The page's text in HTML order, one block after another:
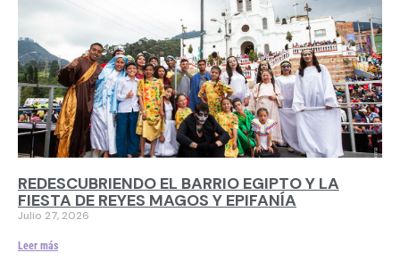
REDESCUBRIENDO EL BARRIO EGIPTO Y LA
FIESTA DE REYES MAGOS Y EPIFANÍA
Julio 27, 2026
Leer más